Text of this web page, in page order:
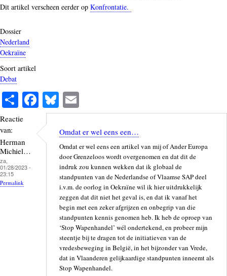
Dit artikel verscheen eerder op Konfrontatie.
Dossier
Nederland
Oekraïne
Soort artikel
Debat
S
ha
Fa
ce
bo
ok
Bl
ue
sk
y
m
ail
Reactie
van:
Herman
Michiel…
za,
01/28/2023 -
23:15
Permalink
Omdat er wel eens een…
Omdat er wel eens een artikel van mij of Ander Europa
door Grenzeloos wordt overgenomen en dat dit de
indruk zou kunnen wekken dat ik globaal de
standpunten van de Nederlandse of Vlaamse SAP deel
i.v.m. de oorlog in Oekraïne wil ik hier uitdrukkelijk
zeggen dat dit niet het geval is, en dat ik vanaf het
begin met een zeker afgrijzen en onbegrip van die
standpunten kennis genomen heb. Ik heb de oproep van
‘Stop Wapenhandel’ wél ondertekend, en probeer mijn
steentje bij te dragen tot de initiatieven van de
vredesbeweging in België, in het bijzonder van Vrede,
dat in Vlaanderen gelijkaardige standpunten inneemt als
Stop Wapenhandel.